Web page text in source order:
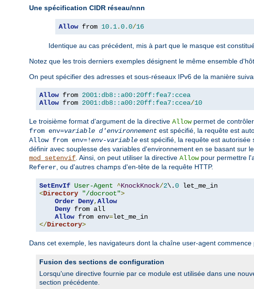
Une spécification CIDR réseau/nnn
Allow from 10.1.0.0/16
Identique au cas précédent, mis à part que le masque est
Notez que les trois derniers exemples désignent le même ensemble
On peut spécifier des adresses et sous-réseaux IPv6 de la manière
Allow from 2001:db8::a00:20ff:fea7:ccea
Allow from 2001:db8::a00:20ff:fea7:ccea/10
Le troisième format d'argument de la directive Allowpermet de
from env=variable d'environnement est spécifié, la requête est
Allow from env=!env-variable est spécifié, la requête est
définir avec souplesse des variables d'environnement en se basant sur
mod_setenvif . Ainsi, on peut utiliser la directive Allowpour permettre
Referer , ou d'autres champs d'en-tête de la requête HTTP.
SetEnvIf User-Agent ^KnockKnock/2\.0
<Directory "/docroot">
Order Deny,Allow
Deny from all
Allow from env=
</Directory>
Dans cet exemple, les navigateurs dont la chaîne user-agent commence
Fusion des sections de configuration
Lorsqu'une directive fournie par ce module est utilisée dans une
section précédente.